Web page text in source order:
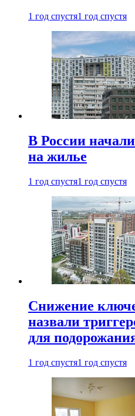
1 год спустя1 год спустя
В России
на жилье
1 год спустя1 год спустя
Снижение
назвали
для
1 год спустя1 год спустя